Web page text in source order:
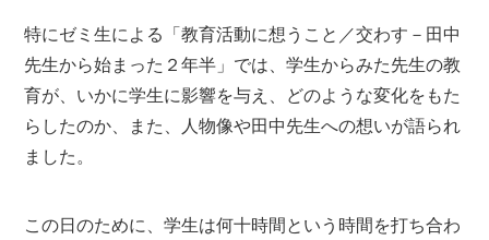
特にゼミ生による「教育活動に想うこと／交わす－田中
先生から始まった２年半」では、学生からみた先生の教
育が、いかに学生に影響を与え、どのような変化をもた
らしたのか、また、人物像や田中先生への想いが語られ
ました。
この日のために、学生は何十時間という時間を打ち合わ